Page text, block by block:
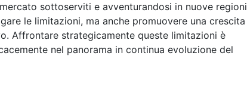
sottoserviti e avventurandosi in nuove regioni
le limitazioni, ma anche promuovere una crescita
Affrontare strategicamente queste limitazioni è
nel panorama in continua evoluzione del